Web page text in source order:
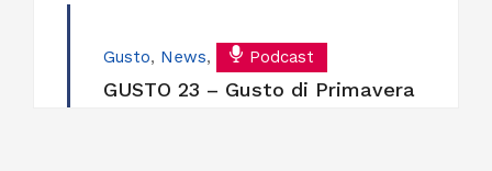
Gusto, News, Podcast
GUSTO 23 – Gusto di Primavera